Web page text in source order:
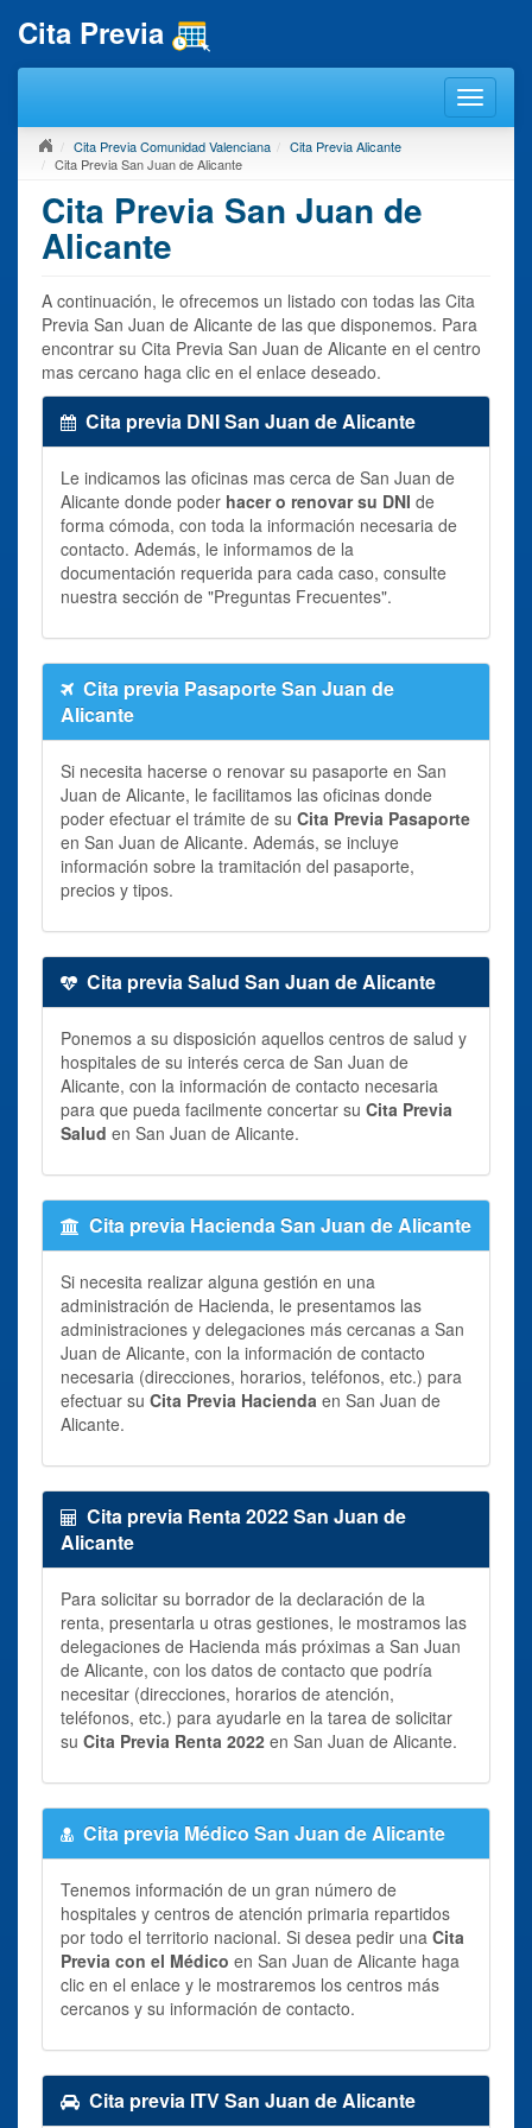
Cita Previa
Cita Previa Comunidad Valenciana
Cita Previa Alicante
Cita Previa San Juan de Alicante
Cita Previa San Juan de
Alicante
A continuación, le ofrecemos un listado con todas las Cita
Previa San Juan de Alicante de las que disponemos. Para
encontrar su Cita Previa San Juan de Alicante en el centro
mas cercano haga clic en el enlace deseado.
Cita previa DNI San Juan de Alicante
Le indicamos las oficinas mas cerca de San Juan de
Alicante donde poder hacer o renovar su DNI de
forma cómoda, con toda la información necesaria de
contacto. Además, le informamos de la
documentación requerida para cada caso, consulte
nuestra sección de "Preguntas Frecuentes".
Cita previa Pasaporte San Juan de
Alicante
Si necesita hacerse o renovar su pasaporte en San
Juan de Alicante, le facilitamos las oficinas donde
poder efectuar el trámite de su Cita Previa Pasaporte
en San Juan de Alicante. Además, se incluye
información sobre la tramitación del pasaporte,
precios y tipos.
Cita previa Salud San Juan de Alicante
Ponemos a su disposición aquellos centros de salud y
hospitales de su interés cerca de San Juan de
Alicante, con la información de contacto necesaria
para que pueda facilmente concertar su Cita Previa
Salud en San Juan de Alicante.
Cita previa Hacienda San Juan de Alicante
Si necesita realizar alguna gestión en una
administración de Hacienda, le presentamos las
administraciones y delegaciones más cercanas a San
Juan de Alicante, con la información de contacto
necesaria (direcciones, horarios, teléfonos, etc.) para
efectuar su Cita Previa Hacienda en San Juan de
Alicante.
Cita previa Renta 2022 San Juan de
Alicante
Para solicitar su borrador de la declaración de la
renta, presentarla u otras gestiones, le mostramos las
delegaciones de Hacienda más próximas a San Juan
de Alicante, con los datos de contacto que podría
necesitar (direcciones, horarios de atención,
teléfonos, etc.) para ayudarle en la tarea de solicitar
su Cita Previa Renta 2022 en San Juan de Alicante.
Cita previa Médico San Juan de Alicante
Tenemos información de un gran número de
hospitales y centros de atención primaria repartidos
por todo el territorio nacional. Si desea pedir una Cita
Previa con el Médico en San Juan de Alicante haga
clic en el enlace y le mostraremos los centros más
cercanos y su información de contacto.
Cita previa ITV San Juan de Alicante